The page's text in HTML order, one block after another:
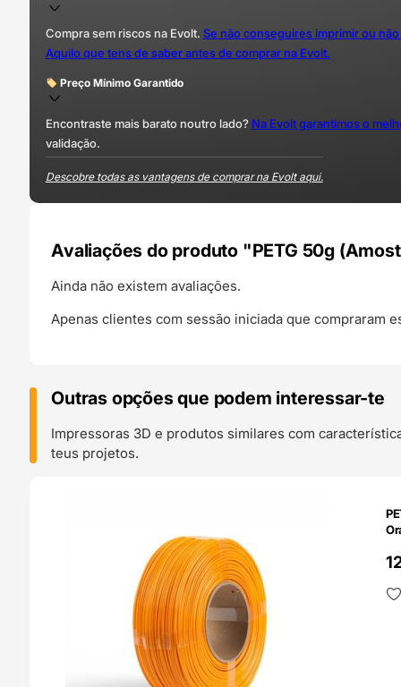
Compra sem riscos na Evolt. Se não conseguires imprimir ou
Aquilo que tens de saber antes de comprar na Evolt.
Preço Mínimo Garantido
Encontraste mais barato noutro lado? Na Evolt garantimos o
validação.
Descobre todas as vantagens de comprar na Evolt aqui.
Avaliações do produto "PETG 50g
Ainda não existem avaliações.
Apenas clientes com sessão iniciada que compraram
Outras opções que podem interessar-te
Impressoras 3D e produtos similares com
teus projetos.